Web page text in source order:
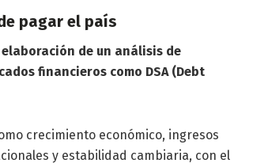
pagar el país
elaboración de un análisis de
financieros como DSA (Debt
crecimiento económico, ingresos
y estabilidad cambiaria, con el